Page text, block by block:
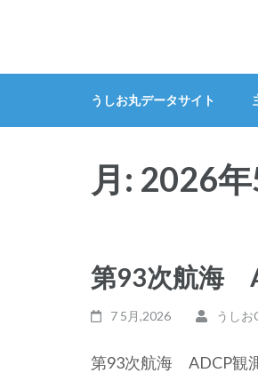
へ
うしお丸データサイト
月: 2026年
第93次航海
7 5月,2026 うしお
第93次航海 ADCP観